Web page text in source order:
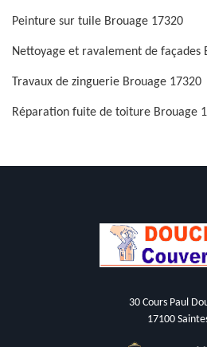
Peinture sur tuile Brouage 17320
Nettoyage et ravalement de façades
Travaux de zinguerie Brouage 17320
Réparation fuite de toiture Brouage
30 Cours Paul
17100